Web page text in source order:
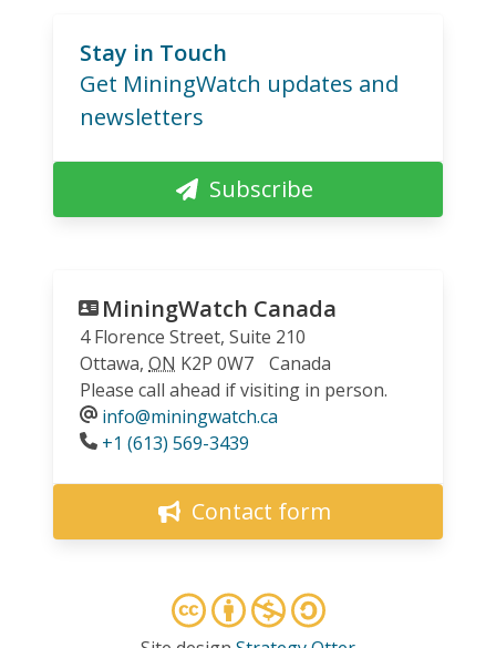
Stay in Touch
Get MiningWatch updates and
newsletters
Subscribe
MiningWatch Canada
4 Florence Street, Suite 210
Ottawa, ON K2P 0W7
Canada
Please call ahead if visiting in person.
info@miningwatch.ca
Phone
+1 (613) 569-3439
Contact form